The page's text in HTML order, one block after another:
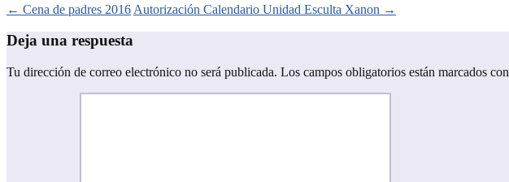
Navegación
de
entradas
← Cena de padres 2016 Autorización Calendario Unidad Esculta Xanon →
Deja una respuesta
Tu dirección de correo electrónico no será publicada. Los campos obligatorios están marcados con